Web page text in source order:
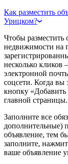
Как разместить
Урицком?
Чтобы разместить
недвижимости на
несколько
электронной
соцсети. Когда
кнопку «Добавить
главной страницы.
Заполните все
дополнительные)
объявление, тем
заполните,
ваше объявление